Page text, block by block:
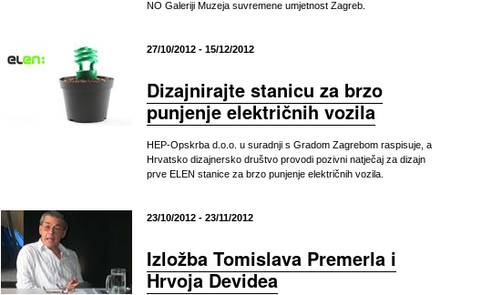
NO Galeriji Muzeja suvremene umjetnost Zagreb.
27/10/2012 - 15/12/2012
Dizajnirajte stanicu za brzo
punjenje električnih vozila
HEP-Opskrba d.o.o. u suradnji s Gradom Zagrebom raspisuje, a
Hrvatsko dizajnersko društvo provodi pozivni natječaj za dizajn
prve ELEN stanice za brzo punjenje električnih vozila.
23/10/2012 - 23/11/2012
Izložba Tomislava Premerla i
Hrvoja Devidea